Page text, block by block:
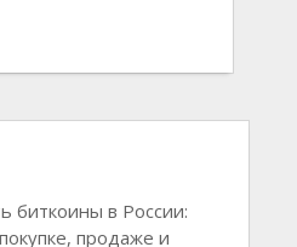
биткоины в России:
продаже и